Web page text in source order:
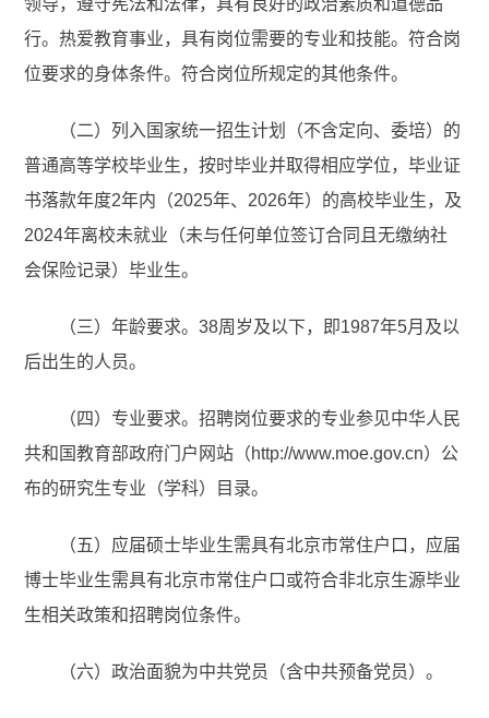
领导，遵守宪法和法律，具有良好的政治素质和道德品
行。热爱教育事业，具有岗位需要的专业和技能。符合岗
位要求的身体条件。符合岗位所规定的其他条件。
（二）列入国家统一招生计划（不含定向、委培）的
普通高等学校毕业生，按时毕业并取得相应学位，毕业证
书落款年度2年内（2025年、2026年）的高校毕业生，及
2024年离校未就业（未与任何单位签订合同且无缴纳社
会保险记录）毕业生。
（三）年龄要求。38周岁及以下，即1987年5月及以
后出生的人员。
（四）专业要求。招聘岗位要求的专业参见中华人民
共和国教育部政府门户网站（http://www.moe.gov.cn）公
布的研究生专业（学科）目录。
（五）应届硕士毕业生需具有北京市常住户口，应届
博士毕业生需具有北京市常住户口或符合非北京生源毕业
生相关政策和招聘岗位条件。
（六）政治面貌为中共党员（含中共预备党员）。